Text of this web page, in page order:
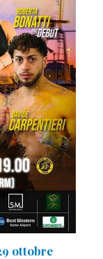
ottobre